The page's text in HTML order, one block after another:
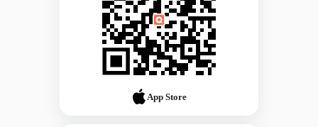
App Store